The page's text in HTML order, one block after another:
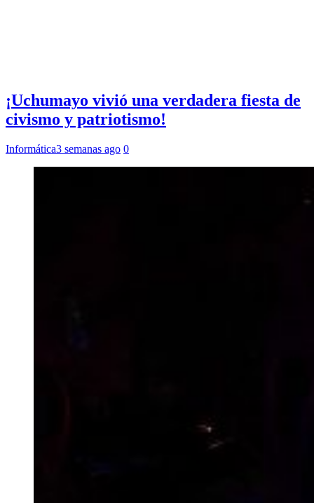
¡Uchumayo vivió una verdadera fiesta de
civismo y patriotismo!
Informática3 semanas ago 0